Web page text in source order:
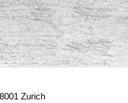
Zurich